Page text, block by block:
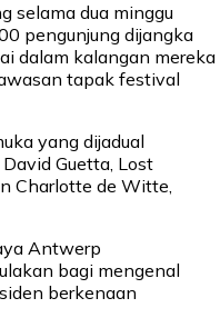
selama dua minggu
pengunjung dijangka
dalam kalangan mereka
tapak festival
yang dijadual
Guetta, Lost
Charlotte de Witte,
Antwerp
bagi mengenal
berkenaan